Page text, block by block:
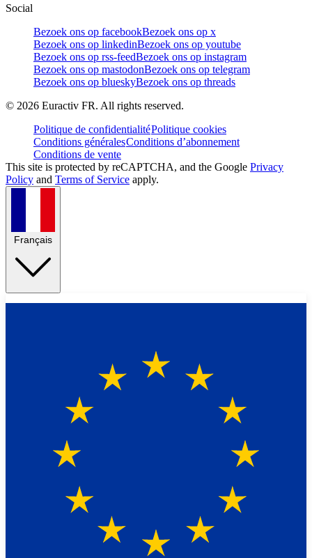
Social
Bezoek ons op facebookBezoek ons op x
Bezoek ons op linkedinBezoek ons op youtube
Bezoek ons op rss-feedBezoek ons op instagram
Bezoek ons op mastodonBezoek ons op telegram
Bezoek ons op blueskyBezoek ons op threads
© 2026 Euractiv FR. All rights reserved.
Politique de confidentialitéPolitique cookies
Conditions généralesConditions d’abonnement
Conditions de vente
This site is protected by reCAPTCHA, and the Google Privacy
Policy and Terms of Service apply.
Français